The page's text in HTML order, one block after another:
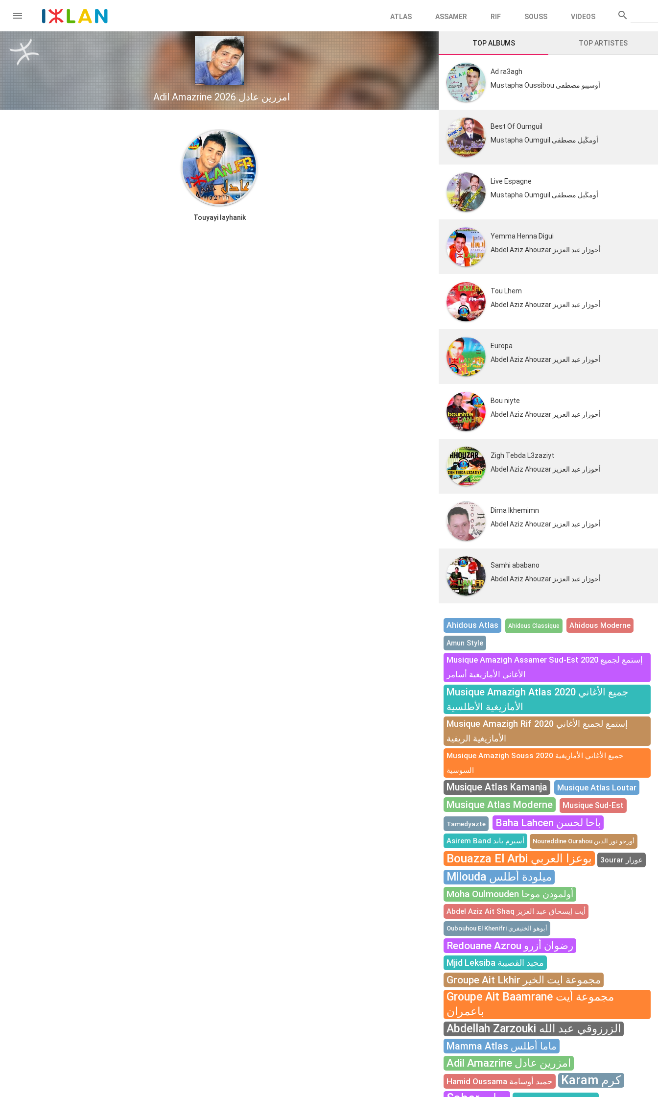
 search
ATLAS ASSAMER RIF SOUSS VIDEOS
Adil Amazrine امزرين عادل 2026
Touyayi layhanik
TOP ALBUMS TOP ARTISTES
Ad ra3agh
Mustapha Oussibou أوسيبو مصطفى
Best Of Oumguil
Mustapha Oumguil أومڭيل مصطفى
Live Espagne
Mustapha Oumguil أومڭيل مصطفى
Yemma Henna Digui
Abdel Aziz Ahouzar أحوزار عبد العزيز
Tou Lhem
Abdel Aziz Ahouzar أحوزار عبد العزيز
Europa
Abdel Aziz Ahouzar أحوزار عبد العزيز
Bou niyte
Abdel Aziz Ahouzar أحوزار عبد العزيز
Zigh Tebda L3zaziyt
Abdel Aziz Ahouzar أحوزار عبد العزيز
Dima Ikhemimn
Abdel Aziz Ahouzar أحوزار عبد العزيز
Samhi ababano
Abdel Aziz Ahouzar أحوزار عبد العزيز
Ahidous Atlas Ahidous Classique Ahidous Moderne
Amun Style
Musique Amazigh Assamer Sud-Est 2020 إستمع لجميع
الأغاني الأمازيغية أسامر
Musique Amazigh Atlas 2020 جميع الأغاني
الأمازيغية الأطلسية
Musique Amazigh Rif 2020 إستمع لجميع الأغاني
الأمازيغية الريفية
Musique Amazigh Souss 2020 جميع الأغاني الأمازيغية
السوسية
Musique Atlas Kamanja Musique Atlas Loutar
Musique Atlas Moderne Musique Sud-Est
Tamedyazte Baha Lahcen باحا لحسن
Asirem Band أسيرم باند Noureddine Ourahou أورحو نور الدين
Bouazza El Arbi بوعزا العربي 3ourar عورار
Milouda ميلودة أطلس
Moha Oulmouden أولمودن موحا
Abdel Aziz Ait Shaq أيت إيسحاق عبد العزيز
Oubouhou El Khenifri أبوهو الخنيفري
Redouane Azrou رضوان أزرو
Mjid Leksiba مجيد القصيبة
Groupe Ait Lkhir مجموعة ايت الخير
Groupe Ait Baamrane مجموعة أيت
باعمران
Abdellah Zarzouki الزرزوقي عبد الله
Mamma Atlas ماما أطلس
Adil Amazrine امزرين عادل
Hamid Oussama حميد أوسامة
Karam كرم